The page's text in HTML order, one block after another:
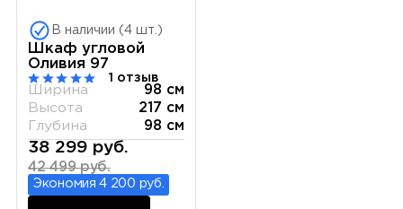
В наличии (4 шт.)
Шкаф угловой
Оливия 97
1 отзыв
Ширина
98 см
Высота
217 см
Глубина
98 см
38 299 руб.
42 499 руб.
Экономия 4 200 руб.